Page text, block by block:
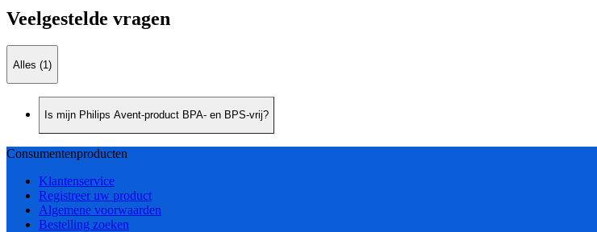
Veelgestelde vragen
Alles (1)
Is mijn Philips Avent-product BPA- en BPS-vrij?
Consumentenproducten
Klantenservice
Registreer uw product
Algemene voorwaarden
Bestelling zoeken